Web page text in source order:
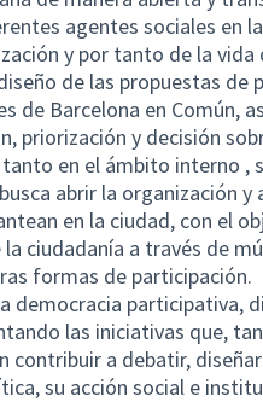
agentes sociales en
y por tanto de la vida
de las propuestas de
de Barcelona en Común,
priorización y decisión
en el ámbito interno ,
abrir la organización
en la ciudad, con el
ciudadanía a través de
formas de participación.
democracia participativa,
las iniciativas que,
contribuir a debatir,
su acción social e